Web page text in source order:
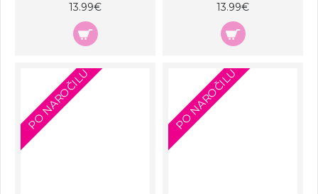
13.99€
13.99€
PO NAROČILU PO NAROČILU